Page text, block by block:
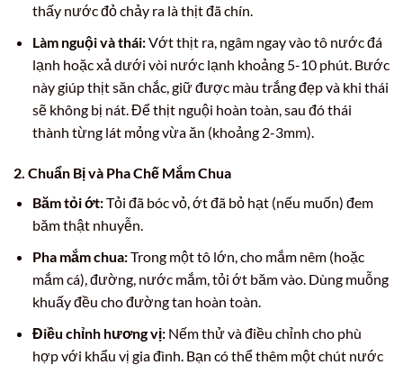
thấy nước đỏ chảy ra là thịt đã chín.
Làm nguội và thái:Vớt thịt ra, ngâm ngay vào tô nước đá
lạnh hoặc xả dưới vòi nước lạnh khoảng 5-10 phút. Bước
này giúp thịt săn chắc, giữ được màu trắng đẹp và khi thái
sẽ không bị nát. Để thịt nguội hoàn toàn, sau đó thái
thành từng lát mỏng vừa ăn (khoảng 2-3mm).
2. Chuẩn Bị và Pha Chế Mắm Chua
Băm tỏi ớt:Tỏi đã bóc vỏ, ớt đã bỏ hạt (nếu muốn) đem
băm thật nhuyễn.
Pha mắm chua:Trong một tô lớn, cho mắm nêm (hoặc
mắm cá), đường, nước mắm, tỏi ớt băm vào. Dùng muỗng
khuấy đều cho đường tan hoàn toàn.
Điều chỉnh hương vị:Nếm thử và điều chỉnh cho phù
hợp với khẩu vị gia đình. Bạn có thể thêm một chút nước